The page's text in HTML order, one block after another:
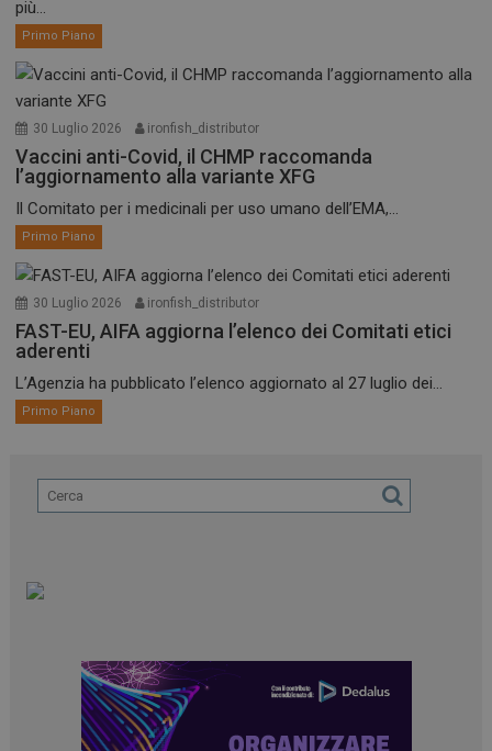
più...
Primo Piano
30 Luglio 2026 ironfish_distributor
Vaccini anti-Covid, il CHMP raccomanda
l’aggiornamento alla variante XFG
Il Comitato per i medicinali per uso umano dell’EMA,...
Primo Piano
30 Luglio 2026 ironfish_distributor
FAST-EU, AIFA aggiorna l’elenco dei Comitati etici
aderenti
L’Agenzia ha pubblicato l’elenco aggiornato al 27 luglio dei...
Primo Piano